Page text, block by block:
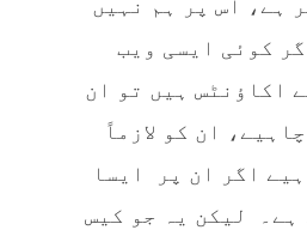
ہے، اس پر ہم نہیں
کوئی ایسی ویب
اکاؤنٹس ہیں تو ان
ان کو لازماً‌
اگر ان پر ایسا
ہے۔ لیکن یہ جو کیس